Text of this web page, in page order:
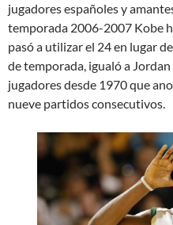
jugadores españoles y
temporada 2006-2007 Kobe
pasó a utilizar el 24 en lugar
de temporada, igualó a
jugadores desde 1970 que
nueve partidos consecutivos.